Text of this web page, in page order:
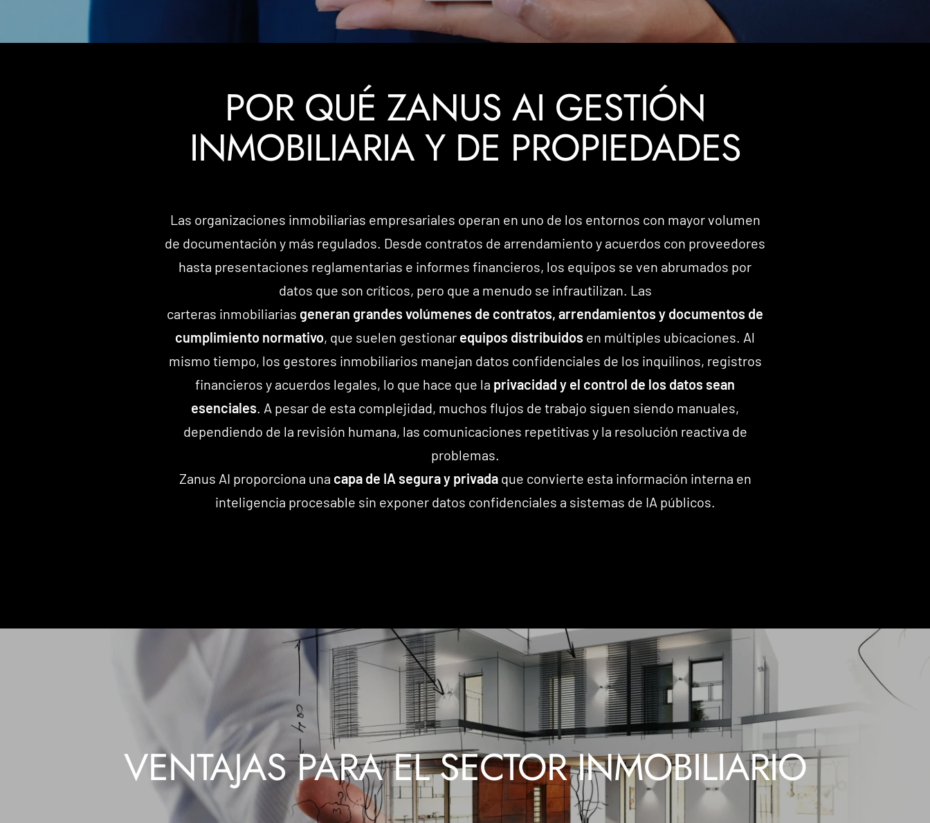
POR QUÉ ZANUS AI GESTIÓN
INMOBILIARIA Y DE PROPIEDADES
Las organizaciones inmobiliarias empresariales operan en uno de los entornos con mayor volumen
de documentación y más regulados. Desde contratos de arrendamiento y acuerdos con proveedores
hasta presentaciones reglamentarias e informes financieros, los equipos se ven abrumados por
datos que son críticos, pero que a menudo se infrautilizan. Las
carteras inmobiliarias generan grandes volúmenes de contratos, arrendamientos y documentos de
cumplimiento normativo, que suelen gestionar equipos distribuidos en múltiples ubicaciones. Al
mismo tiempo, los gestores inmobiliarios manejan datos confidenciales de los inquilinos, registros
financieros y acuerdos legales, lo que hace que la privacidad y el control de los datos sean
esenciales. A pesar de esta complejidad, muchos flujos de trabajo siguen siendo manuales,
dependiendo de la revisión humana, las comunicaciones repetitivas y la resolución reactiva de
problemas.
Zanus AI proporciona una capa de IA segura y privadaque convierte esta información interna en
inteligencia procesable sin exponer datos confidenciales a sistemas de IA públicos.
VENTAJAS PARA EL SECTOR INMOBILIARIO